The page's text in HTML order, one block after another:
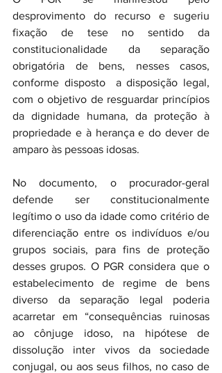
desprovimento do recurso e sugeriu
fixação de tese no sentido da
constitucionalidade da separação
obrigatória de bens, nesses casos,
conforme disposto  a disposição legal,
com o objetivo de resguardar princípios
da dignidade humana, da proteção à
propriedade e à herança e do dever de
amparo às pessoas idosas.
No documento, o procurador-geral
defende ser constitucionalmente
legítimo o uso da idade como critério de
diferenciação entre os indivíduos e/ou
grupos sociais, para fins de proteção
desses grupos. O PGR considera que o
estabelecimento de regime de bens
diverso da separação legal poderia
acarretar em “consequências ruinosas
ao cônjuge idoso, na hipótese de
dissolução inter vivos da sociedade
conjugal, ou aos seus filhos, no caso de